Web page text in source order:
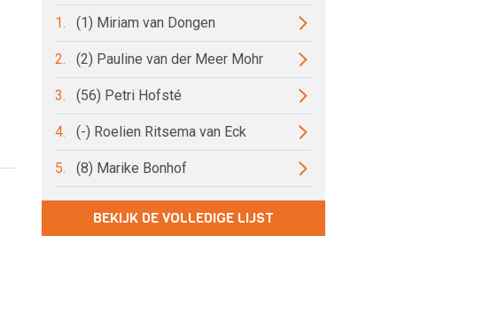
1. (1) Miriam van Dongen
2. (2) Pauline van der Meer Mohr
3. (56) Petri Hofsté
4. (-) Roelien Ritsema van Eck
5. (8) Marike Bonhof
BEKIJK DE VOLLEDIGE LIJST